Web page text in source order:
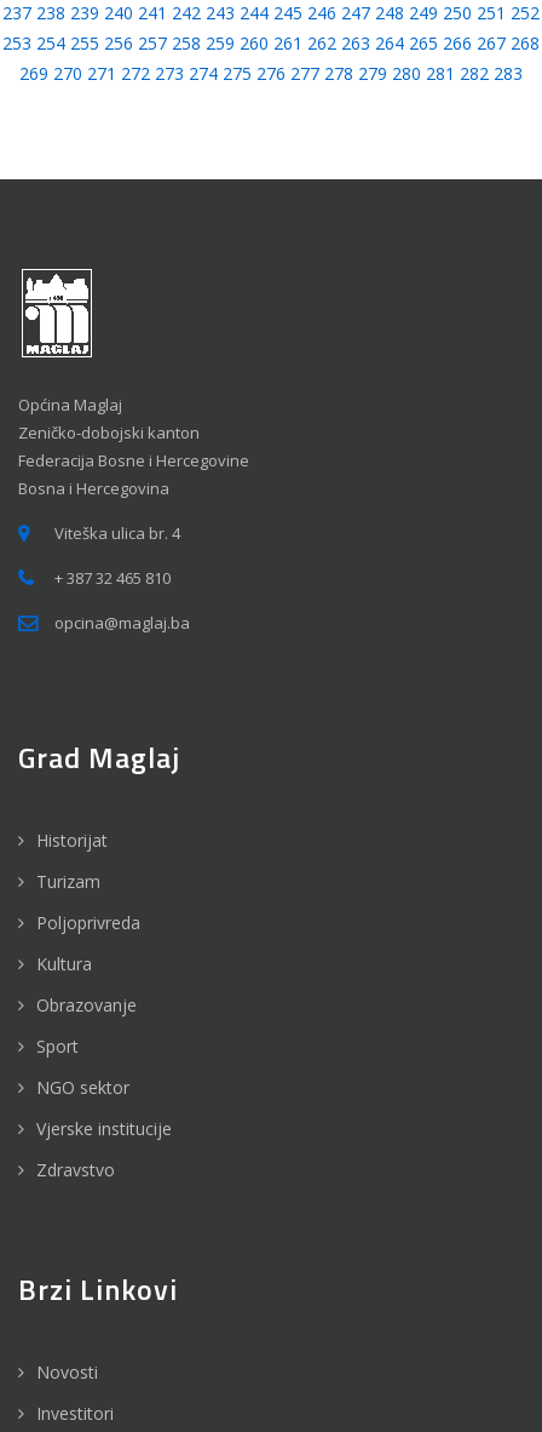
237 238 239 240 241 242 243 244 245 246 247 248 249 250 251 252
253 254 255 256 257 258 259 260 261 262 263 264 265 266 267 268
269 270 271 272 273 274 275 276 277 278 279 280 281 282 283
Općina Maglaj
Zeničko-dobojski kanton
Federacija Bosne i Hercegovine
Bosna i Hercegovina
Viteška ulica br. 4
+ 387 32 465 810
opcina@maglaj.ba
Grad Maglaj
Historijat
Turizam
Poljoprivreda
Kultura
Obrazovanje
Sport
NGO sektor
Vjerske institucije
Zdravstvo
Brzi Linkovi
Novosti
Investitori